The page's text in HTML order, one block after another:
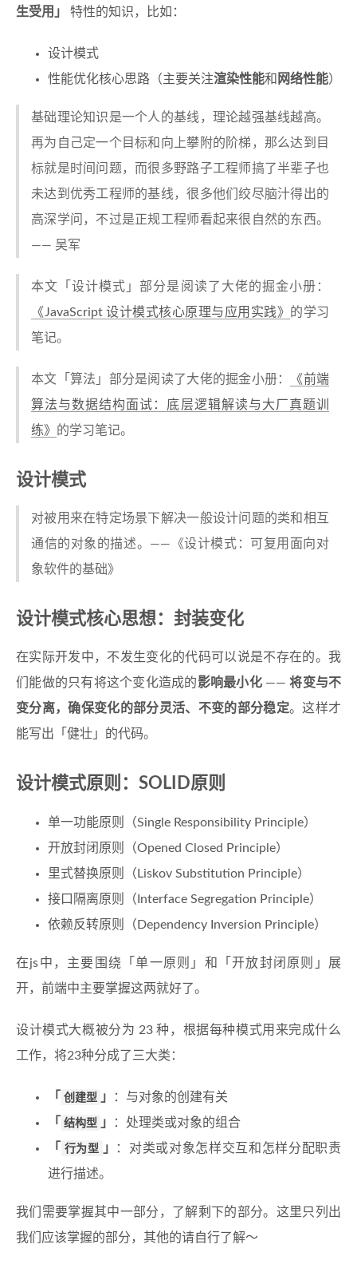
生受用」
特性的知识，比如：
设计模式
性能优化核心思路（主要关注渲染性能和 网络性能）
基础理论知识是一个人的基线，理论越强基线越高。
再为自己定一个目标和向上攀附的阶梯，那么达到目
标就是时间问题，而很多野路子工程师搞了半辈子也
未达到优秀工程师的基线，很多他们绞尽脑汁得出的
高深学问，不过是正规工程师看起来很自然的东西。
—— 吴军
本文「设计模式」部分是阅读了大佬的掘金小册：
《JavaScript 设计模式核⼼原理与应⽤实践》
的学习
笔记。
本文「算法」部分是阅读了大佬的掘金小册：
《前端
算法与数据结构面试：底层逻辑解读与大厂真题训
练》
的学习笔记。
设计模式
对被用来在特定场景下解决一般设计问题的类和相互
通信的对象的描述。——《设计模式：可复用面向对
象软件的基础》
设计模式核心思想：封装变化
在实际开发中，不发生变化的代码可以说是不存在的。我
们能做的只有将这个变化造成的影响最小化——将变与不
变分离，确保变化的部分灵活、不变的部分稳定。这样才
能写出「健壮」的代码。
设计模式原则：SOLID原则
单一功能原则（Single Responsibility Principle）
开放封闭原则（Opened Closed Principle）
里式替换原则（Liskov Substitution Principle）
接口隔离原则（Interface Segregation Principle）
依赖反转原则（Dependency Inversion Principle）
在js中，主要围绕「单一原则」和「开放封闭原则」展
开，前端中主要掌握这两就好了。
设计模式大概被分为 23 种，根据每种模式用来完成什么
工作，将23种分成了三大类：
「 创建型 」
：与对象的创建有关
「 结构型 」
：处理类或对象的组合
「 行为型 」
：对类或对象怎样交互和怎样分配职责
进行描述。
我们需要掌握其中一部分，了解剩下的部分。这里只列出
我们应该掌握的部分，其他的请自行了解～